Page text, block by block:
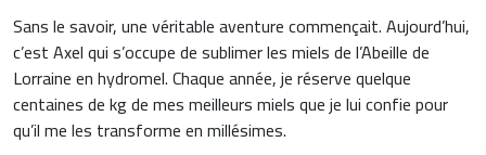
Sans le savoir, une véritable aventure commençait. Aujourd’hui,
c’est Axel qui s’occupe de sublimer les miels de l’Abeille de
Lorraine en hydromel. Chaque année, je réserve quelque
centaines de kg de mes meilleurs miels que je lui confie pour
qu’il me les transforme en millésimes.